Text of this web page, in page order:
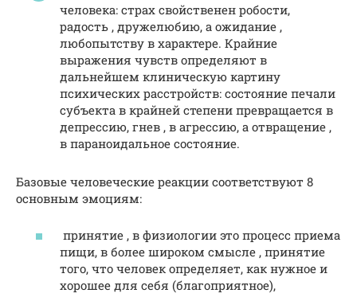
человека: страх свойственен робости,
радость , дружелюбию, а ожидание ,
любопытству в характере. Крайние
выражения чувств определяют в
дальнейшем клиническую картину
психических расстройств: состояние печали
субъекта в крайней степени превращается в
депрессию, гнев , в агрессию, а отвращение ,
в параноидальное состояние.
Базовые человеческие реакции соответствуют 8
основным эмоциям:
принятие , в физиологии это процесс приема
пищи, в более широком смысле , принятие
того, что человек определяет, как нужное и
хорошее для себя (благоприятное),